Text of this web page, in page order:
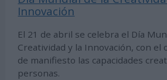
Innovación
El 21 de abril se celebra el Día
Creatividad y la Innovación, con el
de manifiesto las capacidades
personas.